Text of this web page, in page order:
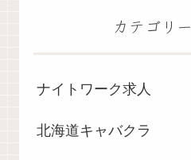
カテゴリー
ナイトワーク求人
北海道キャバクラ